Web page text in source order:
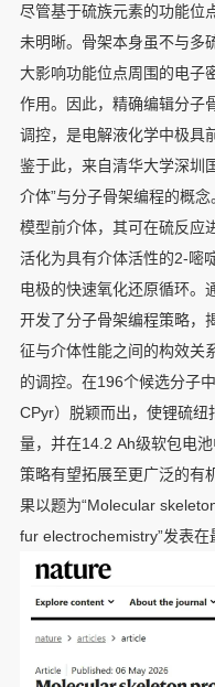
尽管基于硫族元素的功能位
未明晰。骨架本身虽不与多
大影响功能位点周围的电子
作用。因此，精确编辑分子
调控，是电解液化学中极具
鉴于此，来自清华大学深圳
介体”与分子骨架编程的概
模型前介体，其可在硫反应
活化为具有介体活性的2-嘧
电极的快速氧化还原循环。
开发了分子骨架编程策略，
征与介体性能之间的构效关
的调控。在196个候选分子
CPyr）脱颖而出，使锂硫
量，并在14.2 Ah级软包电
策略有望拓展至更广泛的有
果以题为“Molecular
fur electrochemistry”发表在